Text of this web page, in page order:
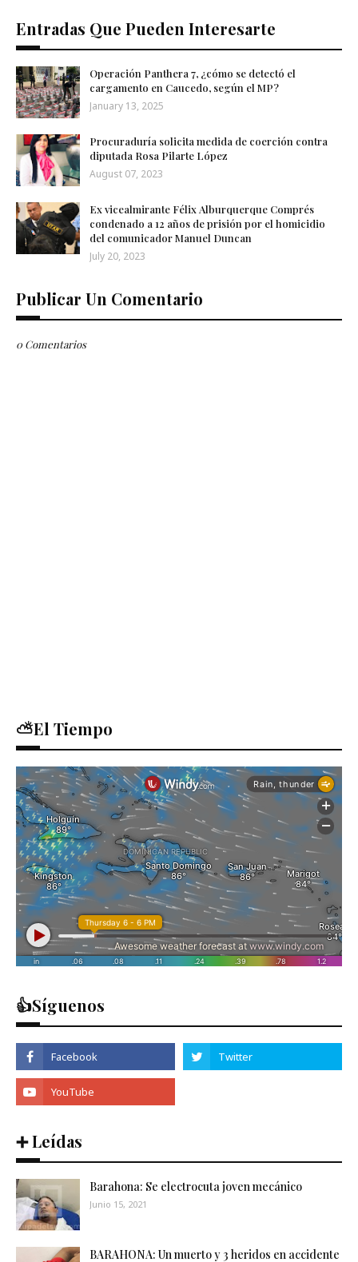
Entradas Que Pueden Interesarte
Operación Panthera 7, ¿cómo se detectó el
cargamento en Caucedo, según el MP?
January 13, 2025
Procuraduría solicita medida de coerción contra
diputada Rosa Pilarte López
August 07, 2023
Ex vicealmirante Félix Alburquerque Comprés
condenado a 12 años de prisión por el homicidio
del comunicador Manuel Duncan
July 20, 2023
Publicar Un Comentario
0 Comentarios
⛅El Tiempo
👍Síguenos
➕ Leídas
Barahona: Se electrocuta joven mecánico
Junio 15, 2021
BARAHONA: Un muerto y 3 heridos en accidente